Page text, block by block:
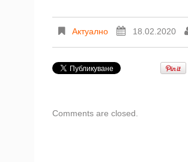
Актуално 18.02.2020
Comments are closed.